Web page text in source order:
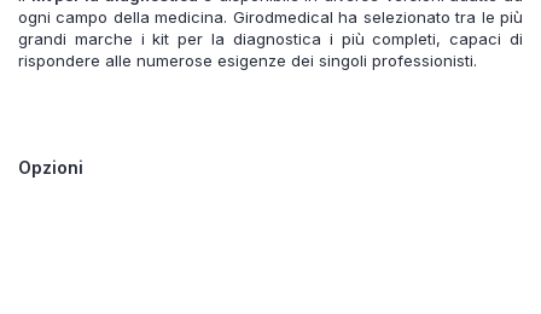
ogni campo della medicina. Girodmedical ha selezionato tra le più
grandi marche i kit per la diagnostica i più completi, capaci di
rispondere alle numerose esigenze dei singoli professionisti.
Opzioni